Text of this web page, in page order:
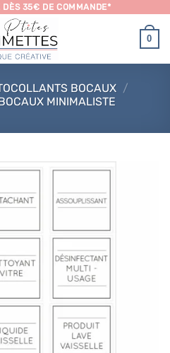
DÈS 35€ DE COMMANDE*
0
BOCAUX /
MINIMALISTE